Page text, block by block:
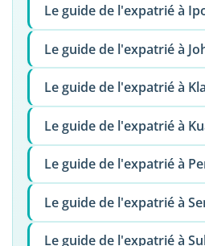
Le guide de l'expatrié à
Le guide de l'expatrié à
Le guide de l'expatrié à
Le guide de l'expatrié à
Le guide de l'expatrié à
Le guide de l'expatrié à
Le guide de l'expatrié à